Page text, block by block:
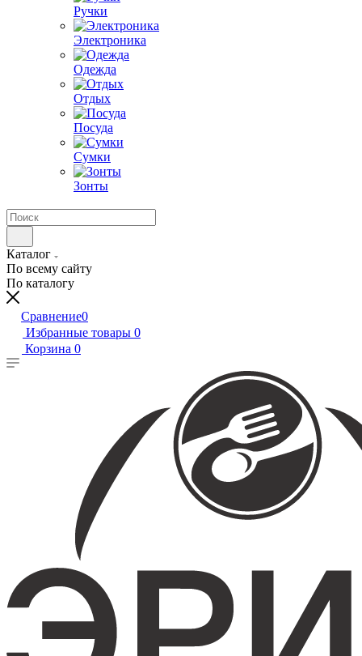
Ручки
Электроника
Одежда
Отдых
Посуда
Сумки
Зонты
Каталог
По всему сайту
По каталогу
Сравнение0
Избранные товары 0
Корзина 0